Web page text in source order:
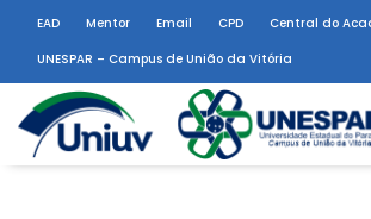
EAD Mentor Email CPD
Central do
UNESPAR – Campus de União da Vitória